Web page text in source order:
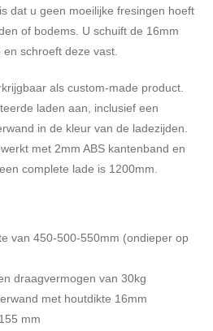
dat u geen moeilijke fresingen hoeft
of bodems. U schuift de 16mm
schroeft deze vast.
als custom-made product.
laden aan, inclusief een
in de kleur van de ladezijden.
met 2mm ABS kantenband en
complete lade is 1200mm.
van 450-500-550mm (ondieper op
draagvermogen van 30kg
met houtdikte 16mm
mm